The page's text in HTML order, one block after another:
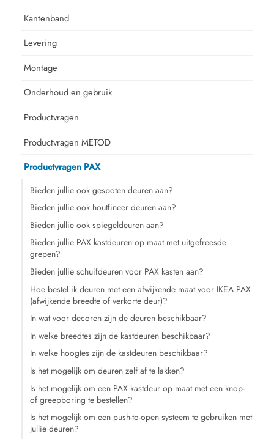
Kantenband
Levering
Montage
Onderhoud en gebruik
Productvragen
Productvragen METOD
Productvragen PAX
Bieden jullie ook gespoten deuren aan?
Bieden jullie ook houtfineer deuren aan?
Bieden jullie ook spiegeldeuren aan?
Bieden jullie PAX kastdeuren op maat met uitgefreesde
grepen?
Bieden jullie schuifdeuren voor PAX kasten aan?
Hoe bestel ik deuren met een afwijkende maat voor IKEA PAX
(afwijkende breedte of verkorte deur)?
In wat voor decoren zijn de deuren beschikbaar?
In welke breedtes zijn de kastdeuren beschikbaar?
In welke hoogtes zijn de kastdeuren beschikbaar?
Is het mogelijk om deuren zelf af te lakken?
Is het mogelijk om een PAX kastdeur op maat met een knop-
of greepboring te bestellen?
Is het mogelijk om een push-to-open systeem te gebruiken met
jullie deuren?